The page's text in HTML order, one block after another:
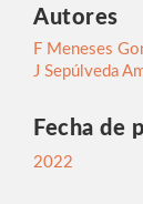
Autores
F Meneses
J Sepúlveda
Fecha de
2022